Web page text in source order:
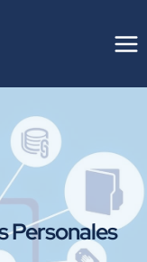
Personales